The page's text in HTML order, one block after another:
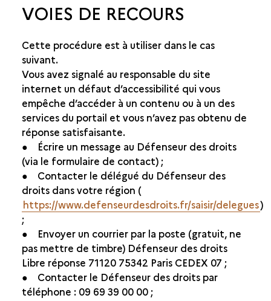
VOIES DE RECOURS
Cette procédure est à utiliser dans le cas
suivant.
Vous avez signalé au responsable du site
internet un défaut d’accessibilité qui vous
empêche d’accéder à un contenu ou à un des
services du portail et vous n’avez pas obtenu de
réponse satisfaisante.
● Écrire un message au Défenseur des droits
(via le formulaire de contact) ;
● Contacter le délégué du Défenseur des
droits dans votre région (
https://www.defenseurdesdroits.fr/saisir/delegues)
;
● Envoyer un courrier par la poste (gratuit, ne
pas mettre de timbre) Défenseur des droits
Libre réponse 71120 75342 Paris CEDEX 07 ;
● Contacter le Défenseur des droits par
téléphone : 09 69 39 00 00 ;